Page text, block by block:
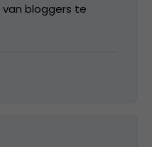
bloggers te